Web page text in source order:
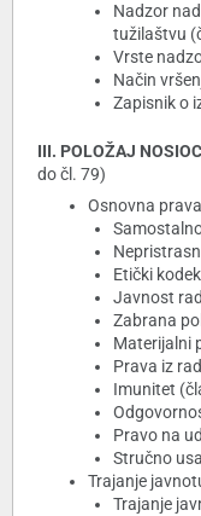
Nadzor
tužilaštvu
Vrste
Način
Zapisnik o
III. POLOŽAJ
do čl. 79)
Osnovna
Etički
Javnost
Zabrana
Materijalni
Prava iz
Imunitet
Pravo na
Stručno
Trajanje
Trajanje